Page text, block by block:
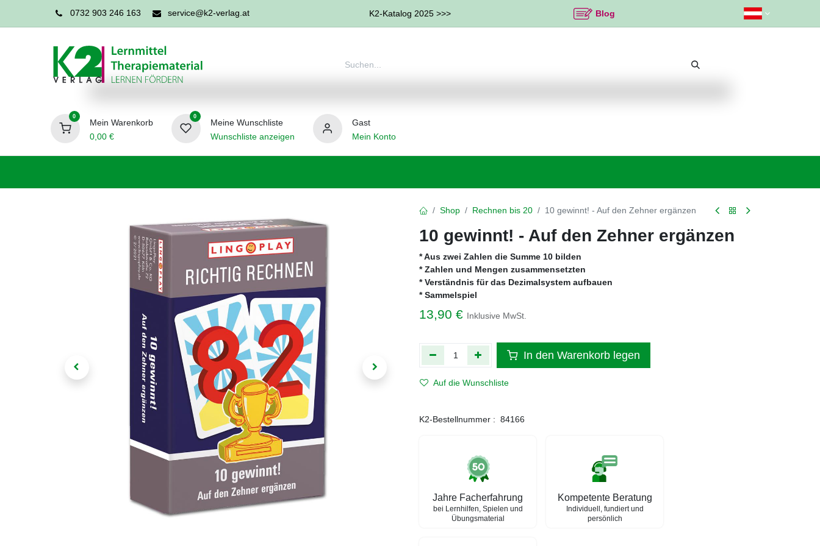
0732 903 246 163 service@k2-verlag.at K2-Katalog 2025 >>> Blog
0
Mein Warenkorb
0,00€
0
Meine Wunschliste
Wunschliste anzeigen
Gast
Mein Konto
Shop Rechnen bis 20 10 gewinnt! - Auf den Zehner ergänzen
10 gewinnt! - Auf den Zehner ergänzen
* Aus zwei Zahlen die Summe 10 bilden
* Zahlen und Mengen zusammensetzten
* Verständnis für das Dezimalsystem aufbauen
* Sammelspiel
13,90 € Inklusive MwSt.
In den Warenkorb legen
Auf die Wunschliste
K2-Bestellnummer : 84166
Jahre Facherfahrung
bei Lernhilfen, Spielen und
Übungsmaterial
Kompetente Beratung
Individuell, fundiert und
persönlich